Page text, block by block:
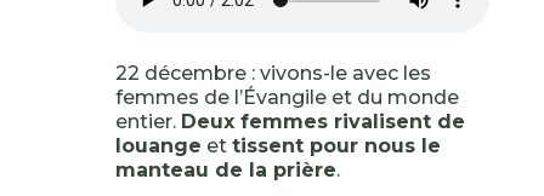
22 décembre : vivons-le avec les
femmes de l’Évangile et du monde
entier. Deux femmes rivalisent de
louange et tissent pour nous le
manteau de la prière.